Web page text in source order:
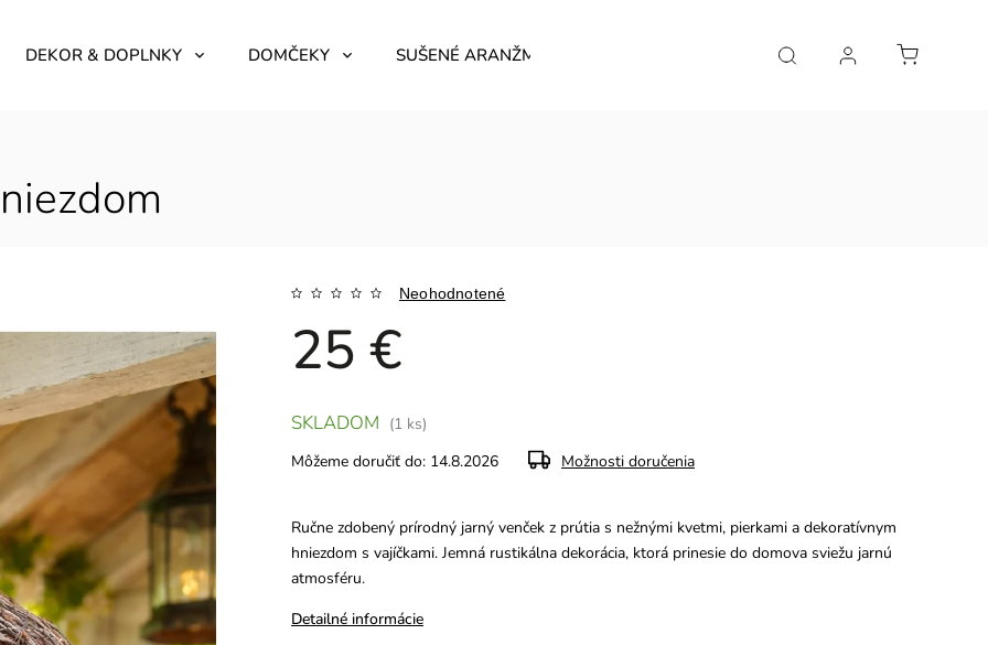
DEKOR & DOPLNKY DOMČEKY SUŠENÉ ARANŽMÁNY
Neohodnotené
25 €
Ručne zdobený prírodný jarný venček z prútia s nežnými kvetmi, pierkami a dekoratívnym
hniezdom s vajíčkami. Jemná rustikálna dekorácia, ktorá prinesie do domova sviežu jarnú
atmosféru.
Detailné informácie
SKLADOM (1 ks)
Môžeme doručiť do: 14.8.2026 Možnosti doručenia